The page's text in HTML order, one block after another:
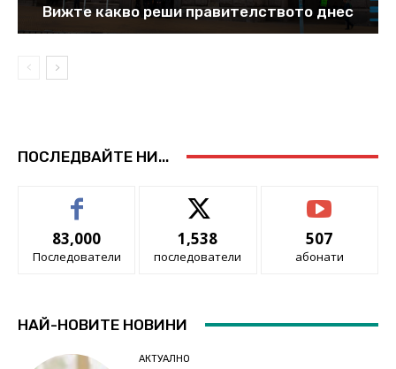
Вижте какво реши правителството днес
ПОСЛЕДВАЙТЕ НИ...
83,000
Последователи
1,538
последователи
507
абонати
НАЙ-НОВИТЕ НОВИНИ
АКТУАЛНО